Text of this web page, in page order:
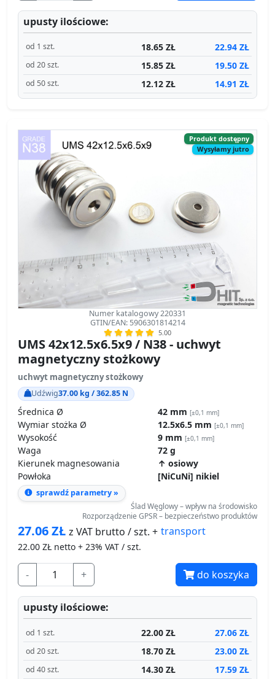
upusty ilościowe:
od 1 szt. 18.65 ZŁ 22.94 ZŁ
od 20 szt. 15.85 ZŁ 19.50 ZŁ
od 50 szt. 12.12 ZŁ 14.91 ZŁ
Produkt dostępny
Wysyłamy jutro
Numer katalogowy 220331
GTIN/EAN: 5906301814214
5.00
UMS 42x12.5x6.5x9 / N38 - uchwyt
magnetyczny stożkowy
uchwyt magnetyczny stożkowy
Udźwig37.00 kg / 362.85 N
Średnica Ø 42 mm [±0,1 mm]
Wymiar stożka Ø 12.5x6.5 mm [±0,1 mm]
Wysokość 9 mm [±0,1 mm]
Waga
72 g
Kierunek magnesowania
↑ osiowy
Powłoka
[NiCuNi] nikiel
sprawdź parametry »
Ślad Węglowy – wpływ na środowisko
Rozporządzenie GPSR – bezpieczeństwo produktów
27.06ZŁ z VAT brutto / szt. + transport
22.00 ZŁ netto + 23% VAT / szt.
- + do koszyka
upusty ilościowe:
od 1 szt. 22.00 ZŁ 27.06 ZŁ
od 20 szt. 18.70 ZŁ 23.00 ZŁ
od 40 szt. 14.30 ZŁ 17.59 ZŁ